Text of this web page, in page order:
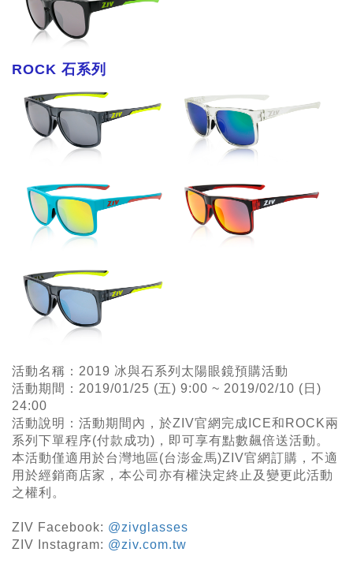
ROCK 石系列
活動名稱：2019 冰與石系列太陽眼鏡預購活動
活動期間：2019/01/25 (五) 9:00 ~ 2019/02/10 (日)
24:00
活動說明：活動期間內，於ZIV官網完成ICE和ROCK兩
系列下單程序(付款成功)，即可享有點數飆倍送活動。
本活動僅適用於台灣地區(台澎金馬)ZIV官網訂購，不適
用於經銷商店家，本公司亦有權決定終止及變更此活動
之權利。
ZIV Facebook: @zivglasses
ZIV Instagram: @ziv.com.tw